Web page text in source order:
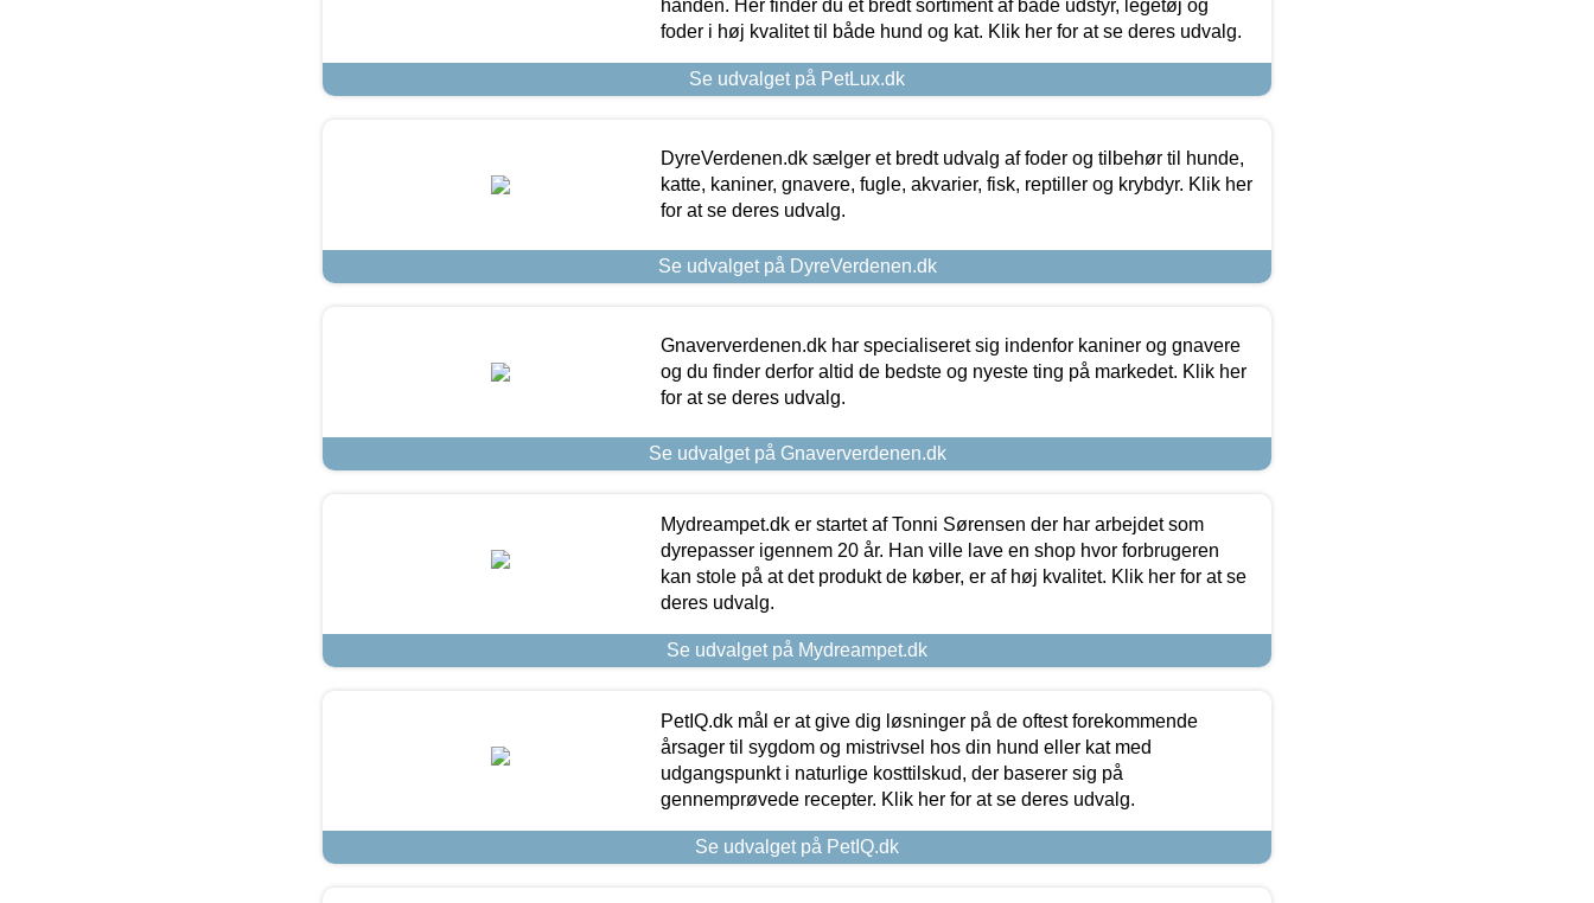
hånden. Her finder du et bredt sortiment af både udstyr, legetøj og
foder i høj kvalitet til både hund og kat. Klik her for at se deres udvalg.
Se udvalget på PetLux.dk
DyreVerdenen.dk sælger et bredt udvalg af foder og tilbehør til hunde,
katte, kaniner, gnavere, fugle, akvarier, fisk, reptiller og krybdyr. Klik her
for at se deres udvalg.
Se udvalget på DyreVerdenen.dk
Gnaververdenen.dk har specialiseret sig indenfor kaniner og gnavere
og du finder derfor altid de bedste og nyeste ting på markedet. Klik her
for at se deres udvalg.
Se udvalget på Gnaververdenen.dk
Mydreampet.dk er startet af Tonni Sørensen der har arbejdet som
dyrepasser igennem 20 år. Han ville lave en shop hvor forbrugeren
kan stole på at det produkt de køber, er af høj kvalitet. Klik her for at se
deres udvalg.
Se udvalget på Mydreampet.dk
PetIQ.dk mål er at give dig løsninger på de oftest forekommende
årsager til sygdom og mistrivsel hos din hund eller kat med
udgangspunkt i naturlige kosttilskud, der baserer sig på
gennemprøvede recepter. Klik her for at se deres udvalg.
Se udvalget på PetIQ.dk